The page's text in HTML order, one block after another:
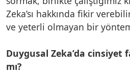
Zeka’sı hakkında fikir
ve yeterli olmayan bir
Duygusal Zeka’da cinsiyet
mı?